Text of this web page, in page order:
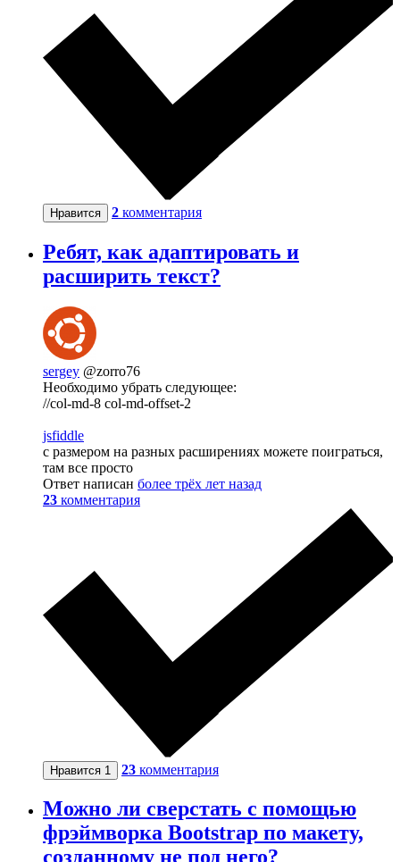
Нравится 2 комментария
Ребят, как адаптировать и
расширить текст?
sergey @zorro76
Необходимо убрать следующее:
//col-md-8 col-md-offset-2
jsfiddle
с размером на разных расширениях можете поиграться,
там все просто
Ответ написан более трёх лет назад
23 комментария
Нравится 1 23 комментария
Можно ли сверстать с помощью
фрэймворка Bootstrap по макету,
созданному не под него?